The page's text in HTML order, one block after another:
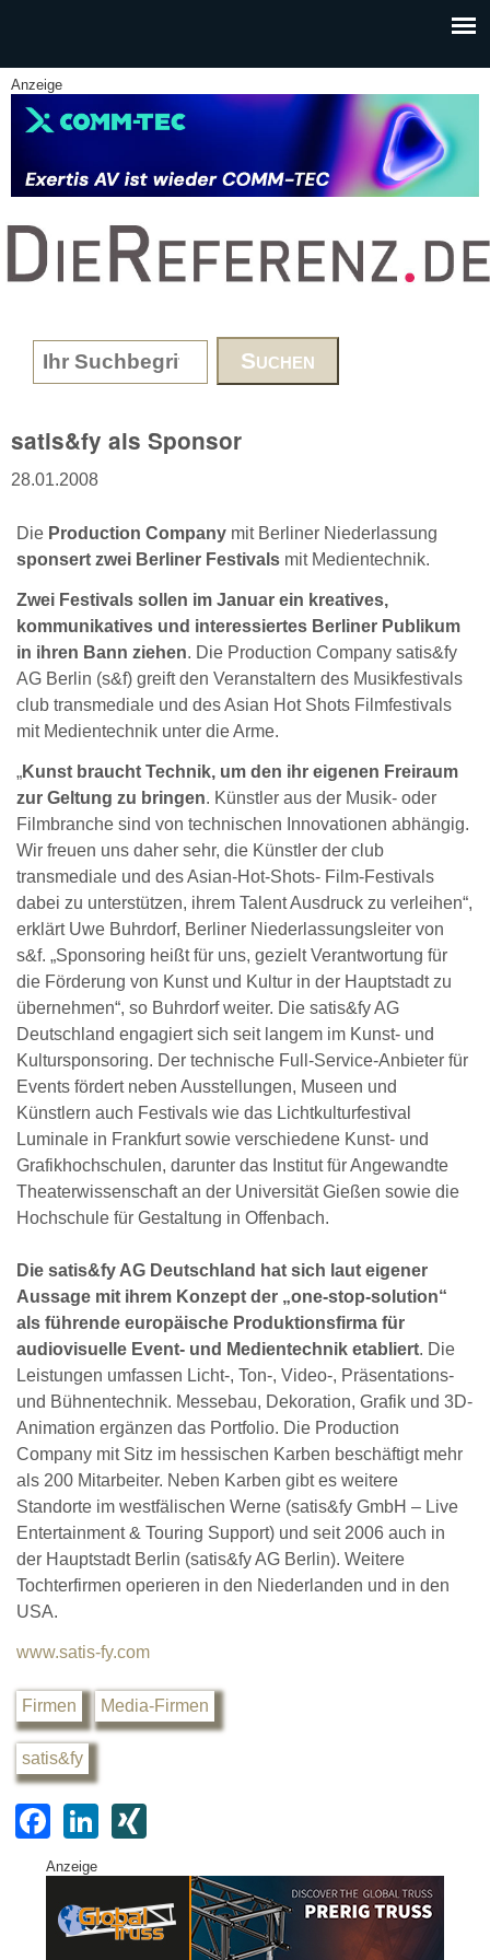
Anzeige
www.DieReferenz.de
Search form
satis&fy als Sponsor
28.01.2008
Die Production Company mit Berliner Niederlassung
sponsert zwei Berliner Festivals mit Medientechnik.
Zwei Festivals sollen im Januar ein kreatives,
kommunikatives und interessiertes Berliner Publikum
in ihren Bann ziehen. Die Production Company satis&fy
AG Berlin (s&f) greift den Veranstaltern des Musikfestivals
club transmediale und des Asian Hot Shots Filmfestivals
mit Medientechnik unter die Arme.
„Kunst braucht Technik, um den ihr eigenen Freiraum
zur Geltung zu bringen. Künstler aus der Musik- oder
Filmbranche sind von technischen Innovationen abhängig.
Wir freuen uns daher sehr, die Künstler der club
transmediale und des Asian-Hot-Shots- Film-Festivals
dabei zu unterstützen, ihrem Talent Ausdruck zu verleihen“,
erklärt Uwe Buhrdorf, Berliner Niederlassungsleiter von
s&f. „Sponsoring heißt für uns, gezielt Verantwortung für
die Förderung von Kunst und Kultur in der Hauptstadt zu
übernehmen“, so Buhrdorf weiter. Die satis&fy AG
Deutschland engagiert sich seit langem im Kunst- und
Kultursponsoring. Der technische Full-Service-Anbieter für
Events fördert neben Ausstellungen, Museen und
Künstlern auch Festivals wie das Lichtkulturfestival
Luminale in Frankfurt sowie verschiedene Kunst- und
Grafikhochschulen, darunter das Institut für Angewandte
Theaterwissenschaft an der Universität Gießen sowie die
Hochschule für Gestaltung in Offenbach.
Die satis&fy AG Deutschland hat sich laut eigener
Aussage mit ihrem Konzept der „one-stop-solution“
als führende europäische Produktionsfirma für
audiovisuelle Event- und Medientechnik etabliert. Die
Leistungen umfassen Licht-, Ton-, Video-, Präsentations-
und Bühnentechnik. Messebau, Dekoration, Grafik und 3D-
Animation ergänzen das Portfolio. Die Production
Company mit Sitz im hessischen Karben beschäftigt mehr
als 200 Mitarbeiter. Neben Karben gibt es weitere
Standorte im westfälischen Werne (satis&fy GmbH – Live
Entertainment & Touring Support) und seit 2006 auch in
der Hauptstadt Berlin (satis&fy AG Berlin). Weitere
Tochterfirmen operieren in den Niederlanden und in den
USA.
www.satis-fy.com
Firmen Media-Firmen
satis&fy
F
a
c
e
Li
k
e
G
Anzeige